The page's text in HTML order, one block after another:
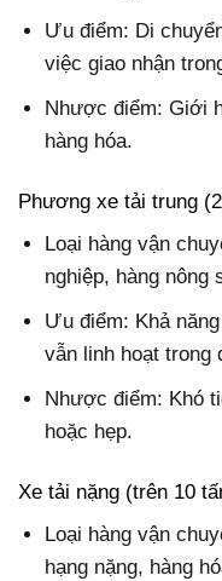
Ưu điểm: Di
việc giao nhận
Nhược điểm: Giới
hàng hóa.
Phương xe tải trung
Loại hàng vận
nghiệp, hàng nông
Ưu điểm: Khả
vẫn linh hoạt trong
Nhược điểm: Khó
hoặc hẹp.
Xe tải nặng (trên 10
Loại hàng vận
hạng nặng, hàng